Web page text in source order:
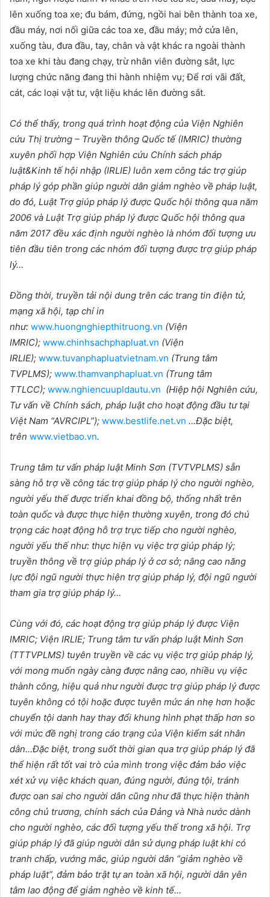
lên xuống toa xe; đu bám, đứng, ngồi hai bên thành toa xe,
đầu máy, nơi nối giữa các toa xe, đầu máy; mở cửa lên,
xuống tàu, đưa đầu, tay, chân và vật khác ra ngoài thành
toa xe khi tàu đang chạy, trừ nhân viên đường sắt, lực
lượng chức năng đang thi hành nhiệm vụ; Để rơi vãi đất,
cát, các loại vật tư, vật liệu khác lên đường sắt.
Có thể thấy, trong quá trình hoạt động của Viện Nghiên
cứu Thị trường – Truyền thông Quốc tế (IMRIC) thường
xuyên phối hợp Viện Nghiên cứu Chính sách pháp
luật&Kinh tế hội nhập (IRLIE) luôn xem công tác trợ giúp
pháp lý góp phần giúp người dân giảm nghèo về pháp luật,
do đó, Luật Trợ giúp pháp lý được Quốc hội thông qua năm
2006 và Luật Trợ giúp pháp lý được Quốc hội thông qua
năm 2017 đều xác định người nghèo là nhóm đối tượng ưu
tiên đầu tiên trong các nhóm đối tượng được trợ giúp pháp
lý…
Đồng thời, truyền tải nội dung trên các trang tin điện tử,
mạng xã hội, tạp chí in
như: www.huongnghiepthitruong.vn (Viện
IMRIC); www.chinhsachphapluat.vn (Viện
IRLIE); www.tuvanphapluatvietnam.vn (Trung tâm
TVPLMS); www.thamvanphapluat.vn (Trung tâm
TTLCC); www.nghiencuupldautu.vn (Hiệp hội Nghiên cứu,
Tư vấn về Chính sách, pháp luật cho hoạt động đầu tư tại
Việt Nam “AVRCIPL”); www.bestlife.net.vn …Đặc biệt,
trên www.vietbao.vn.
Trung tâm tư vấn pháp luật Minh Sơn (TVTVPLMS) sẵn
sàng hỗ trợ về công tác trợ giúp pháp lý cho người nghèo,
người yếu thế được triển khai đồng bộ, thống nhất trên
toàn quốc và được thực hiện thường xuyên, trong đó chú
trọng các hoạt động hỗ trợ trực tiếp cho người nghèo,
người yếu thế như: thực hiện vụ việc trợ giúp pháp lý;
truyền thông về trợ giúp pháp lý ở cơ sở; nâng cao năng
lực đội ngũ người thực hiện trợ giúp pháp lý, đội ngũ người
tham gia trợ giúp pháp lý…
Cùng với đó, các hoạt động trợ giúp pháp lý được Viện
IMRIC; Viện IRLIE; Trung tâm tư vấn pháp luật Minh Sơn
(TTTVPLMS) tuyên truyền về các vụ việc trợ giúp pháp lý,
với mong muốn ngày càng được nâng cao, nhiều vụ việc
thành công, hiệu quả như người được trợ giúp pháp lý được
tuyên không có tội hoặc được tuyên mức án nhẹ hơn hoặc
chuyển tội danh hay thay đổi khung hình phạt thấp hơn so
với mức đề nghị trong cáo trạng của Viện kiểm sát nhân
dân…Đặc biệt, trong suốt thời gian qua trợ giúp pháp lý đã
thể hiện rất tốt vai trò của mình trong việc đảm bảo việc
xét xử vụ việc khách quan, đúng người, đúng tội, tránh
được oan sai cho người dân cũng như đã thực hiện thành
công chủ trương, chính sách của Đảng và Nhà nước dành
cho người nghèo, các đối tượng yếu thế trong xã hội. Trợ
giúp pháp lý đã giúp người dân sử dụng pháp luật khi có
tranh chấp, vướng mắc, giúp người dân “giảm nghèo về
pháp luật”, đảm bảo trật tự an toàn xã hội, người dân yên
tâm lao động để giảm nghèo về kinh tế…